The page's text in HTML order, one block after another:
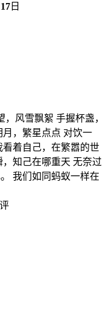
17 日
，风雪飘絮 手握杯盏，
，繁星点点 对饮一
着自己，在繁嚣的世
知己在哪重天 无奈过
我们如同蚂蚁一样在
评